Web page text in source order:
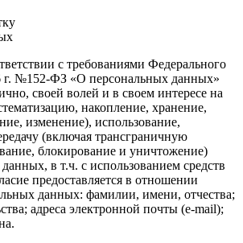
с требованиями Федерального
г. №152-ФЗ «О персональных данных»
своей волей и в своем интересе на
накопление, хранение,
изменение), использование,
(включая трансграничную
блокирование и уничтожение)
в т.ч. с использованием средств
предоставляется в отношении
данных: фамилии, имени, отчества;
адреса электронной почты (e-mail);